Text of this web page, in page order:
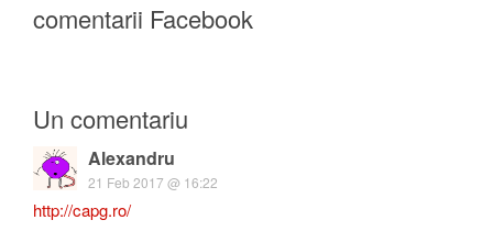
comentarii Facebook
Un comentariu
Alexandru
21 Feb 2017 @ 16:22
http://capg.ro/